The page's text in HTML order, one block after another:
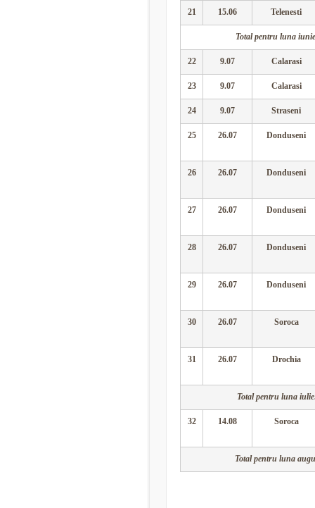
21 15.06 Telenesti
Total pentru luna
22 9.07 Calarasi
23 9.07 Calarasi
24 9.07 Straseni
25 26.07 Donduseni
26 26.07 Donduseni
27 26.07 Donduseni
28 26.07 Donduseni
29 26.07 Donduseni
30 26.07 Soroca
31 26.07 Drochia
Total pentru luna
32 14.08 Soroca
Total pentru luna